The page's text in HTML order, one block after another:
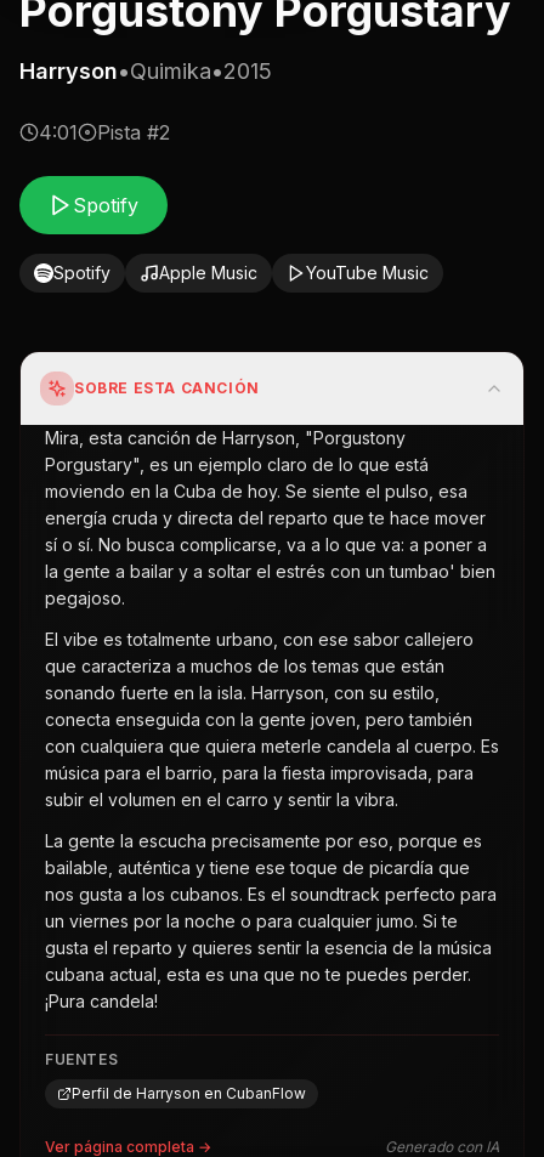
Porgustony Porgustary
Harryson•Quimika•2015
4:01 Pista #2
Spotify
Spotify Apple Music YouTube Music
SOBRE ESTA CANCIÓN
Mira, esta canción de Harryson, "Porgustony
Porgustary", es un ejemplo claro de lo que está
moviendo en la Cuba de hoy. Se siente el pulso, esa
energía cruda y directa del reparto que te hace mover
sí o sí. No busca complicarse, va a lo que va: a poner a
la gente a bailar y a soltar el estrés con un tumbao' bien
pegajoso.
El vibe es totalmente urbano, con ese sabor callejero
que caracteriza a muchos de los temas que están
sonando fuerte en la isla. Harryson, con su estilo,
conecta enseguida con la gente joven, pero también
con cualquiera que quiera meterle candela al cuerpo. Es
música para el barrio, para la fiesta improvisada, para
subir el volumen en el carro y sentir la vibra.
La gente la escucha precisamente por eso, porque es
bailable, auténtica y tiene ese toque de picardía que
nos gusta a los cubanos. Es el soundtrack perfecto para
un viernes por la noche o para cualquier jumo. Si te
gusta el reparto y quieres sentir la esencia de la música
cubana actual, esta es una que no te puedes perder.
¡Pura candela!
FUENTES
Perfil de Harryson en CubanFlow
Ver página completa → Generado con IA